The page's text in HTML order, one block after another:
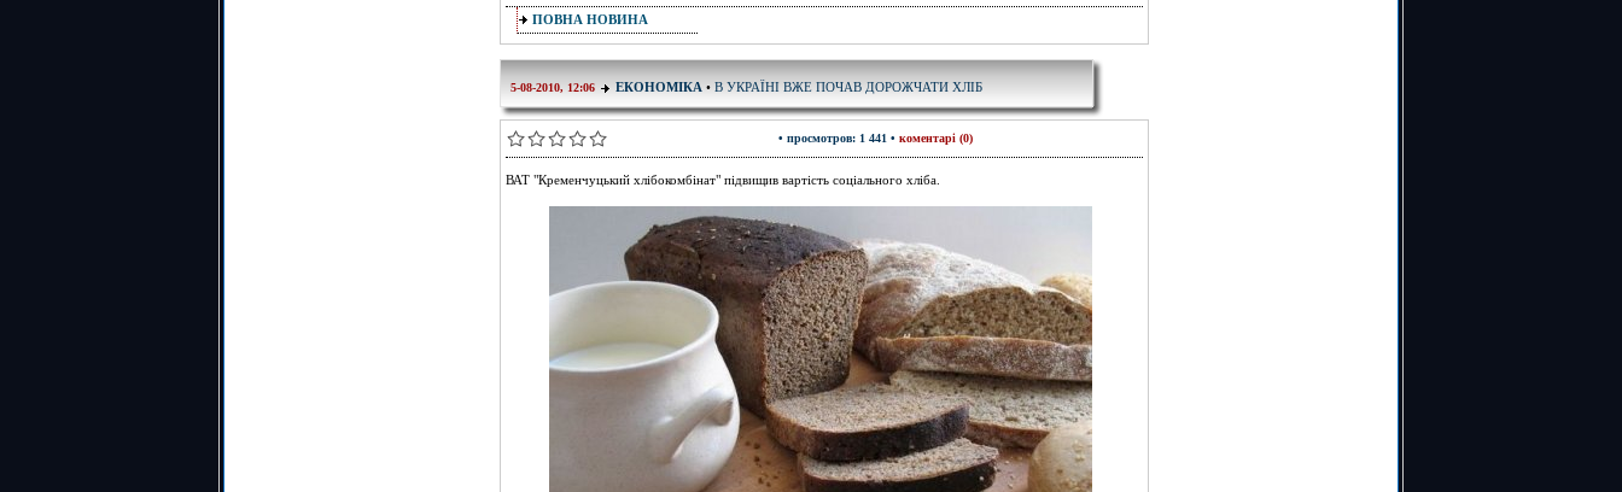
ПОВНА НОВИНА
5-08-2010, 12:06 ЕКОНОМІКА • В УКРАЇНІ ВЖЕ ПОЧАВ ДОРОЖЧАТИ ХЛІБ
• просмотров: 1 441 • коментарі (0)
ВАТ "Кременчуцький хлібокомбінат" підвищив вартість соціального хліба.